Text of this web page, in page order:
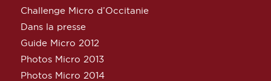
Challenge Micro d’Occitanie
Dans la presse
Guide Micro 2012
Photos Micro 2013
Photos Micro 2014